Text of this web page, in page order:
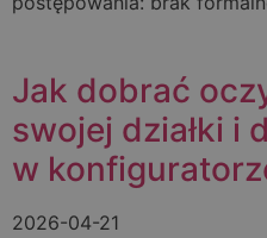
Jak dobrać
swojej działki i
w
2026-04-21